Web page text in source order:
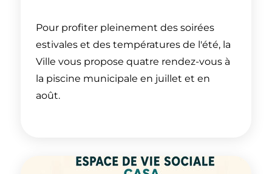
Pour profiter pleinement des soirées
estivales et des températures de l'été, la
Ville vous propose quatre rendez-vous à
la piscine municipale en juillet et en
août.